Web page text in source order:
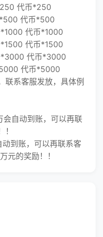
代币*250
代币*500
代币*1000
代币*1500
代币*3000
代币*5000
系客服发放，具体例
自动到账，可以再联
到账，可以再联系客
元的奖励！！